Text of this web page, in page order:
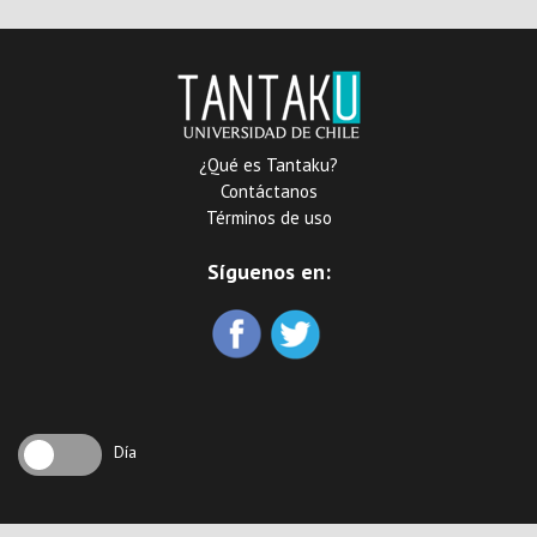
¿Qué es Tantaku?
Contáctanos
Términos de uso
Síguenos en:
Día